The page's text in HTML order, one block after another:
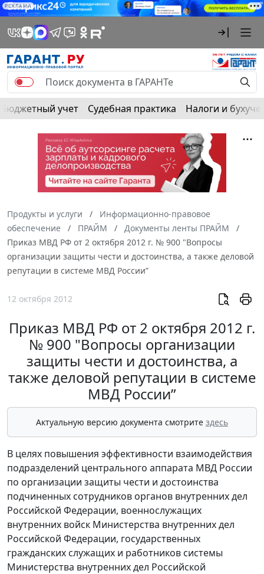
РЕКЛАМА
Бюджетный учет Судебная практика Налоги и
Продукты и услуги
Информационно-правовое
обеспечение
ПРАЙМ
Документы ленты ПРАЙМ
Приказ МВД РФ от 2 октября 2012 г. № 900 "Вопросы
организации защиты чести и достоинства, а также деловой
репутации в системе МВД России”
12 октября 2012
Приказ МВД РФ от 2 октября 2012 г.
№ 900 "Вопросы организации
защиты чести и достоинства, а
также деловой репутации в системе
МВД России”
Актуальную версию документа смотрите здесь
В целях повышения эффективности взаимодействия
подразделений центрального аппарата МВД России
по организации защиты чести и достоинства
подчиненных сотрудников органов внутренних дел
Российской Федерации, военнослужащих
внутренних войск Министерства внутренних дел
Российской Федерации, государственных
гражданских служащих и работников системы
Министерства внутренних дел Российской